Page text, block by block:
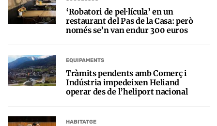
‘Robatori de pel·lícula’ en un
restaurant del Pas de la Casa: però
només se’n van endur 300 euros
EQUIPAMENTS
Tràmits pendents amb Comerç i
Indústria impedeixen Heliand
operar des de l’heliport nacional
HABITATGE